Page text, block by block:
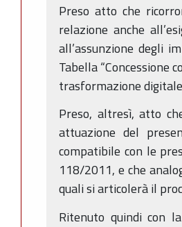
Preso atto che
relazione anche
all’assunzione degli
Tabella “Concessione
trasformazione
Preso, altresì, atto
attuazione del
compatibile con le
118/2011, e che
quali si articolerà il
Ritenuto quindi con